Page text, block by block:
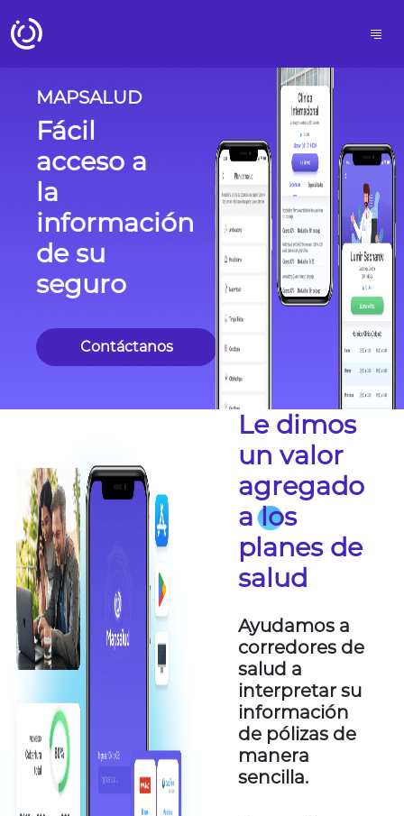
MAPSALUD
Fácil
acceso a
la
información
de su
seguro
Contáctanos
Le dimos
un valor
agregado
a los
planes de
salud
Ayudamos a
corredores de
salud a
interpretar su
información
de pólizas de
manera
sencilla.